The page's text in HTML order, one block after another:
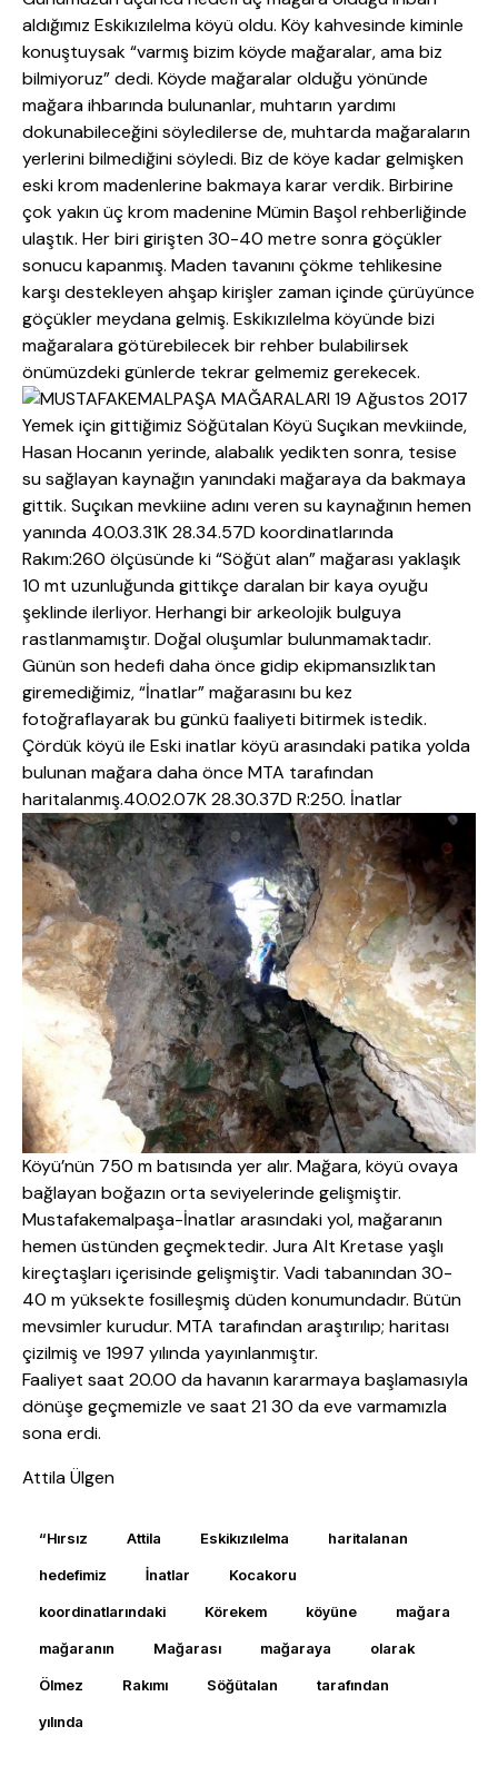
aldığımız Eskikızılelma köyü oldu. Köy kahvesinde kiminle
konuştuysak “varmış bizim köyde mağaralar, ama biz
bilmiyoruz” dedi. Köyde mağaralar olduğu yönünde
mağara ihbarında bulunanlar, muhtarın yardımı
dokunabileceğini söyledilerse de, muhtarda mağaraların
yerlerini bilmediğini söyledi. Biz de köye kadar gelmişken
eski krom madenlerine bakmaya karar verdik. Birbirine
çok yakın üç krom madenine Mümin Başol rehberliğinde
ulaştık. Her biri girişten 30-40 metre sonra göçükler
sonucu kapanmış. Maden tavanını çökme tehlikesine
karşı destekleyen ahşap kirişler zaman içinde çürüyünce
göçükler meydana gelmiş. Eskikızılelma köyünde bizi
mağaralara götürebilecek bir rehber bulabilirsek
önümüzdeki günlerde tekrar gelmemiz gerekecek.
Yemek için gittiğimiz Söğütalan Köyü Suçıkan mevkiinde,
Hasan Hocanın yerinde, alabalık yedikten sonra, tesise
su sağlayan kaynağın yanındaki mağaraya da bakmaya
gittik. Suçıkan mevkiine adını veren su kaynağının hemen
yanında 40.03.31K 28.34.57D koordinatlarında
Rakım:260 ölçüsünde ki “Söğüt alan” mağarası yaklaşık
10 mt uzunluğunda gittikçe daralan bir kaya oyuğu
şeklinde ilerliyor. Herhangi bir arkeolojik bulguya
rastlanmamıştır. Doğal oluşumlar bulunmamaktadır.
Günün son hedefi daha önce gidip ekipmansızlıktan
giremediğimiz, “İnatlar” mağarasını bu kez
fotoğraflayarak bu günkü faaliyeti bitirmek istedik.
Çördük köyü ile Eski inatlar köyü arasındaki patika yolda
bulunan mağara daha önce MTA tarafından
haritalanmış.40.02.07K 28.30.37D R:250. İnatlar
Köyü’nün 750 m batısında yer alır. Mağara, köyü ovaya
bağlayan boğazın orta seviyelerinde gelişmiştir.
Mustafakemalpaşa-İnatlar arasındaki yol, mağaranın
hemen üstünden geçmektedir. Jura Alt Kretase yaşlı
kireçtaşları içerisinde gelişmiştir. Vadi tabanından 30-
40 m yüksekte fosilleşmiş düden konumundadır. Bütün
mevsimler kurudur. MTA tarafından araştırılıp; haritası
çizilmiş ve 1997 yılında yayınlanmıştır.
Faaliyet saat 20.00 da havanın kararmaya başlamasıyla
dönüşe geçmemizle ve saat 21 30 da eve varmamızla
sona erdi.
Attila Ülgen
“Hırsız Attila Eskikızılelma haritalanan
hedefimiz İnatlar Kocakoru
koordinatlarındaki Körekem köyüne mağara
mağaranın Mağarası mağaraya olarak
Ölmez Rakımı Söğütalan tarafından
yılında